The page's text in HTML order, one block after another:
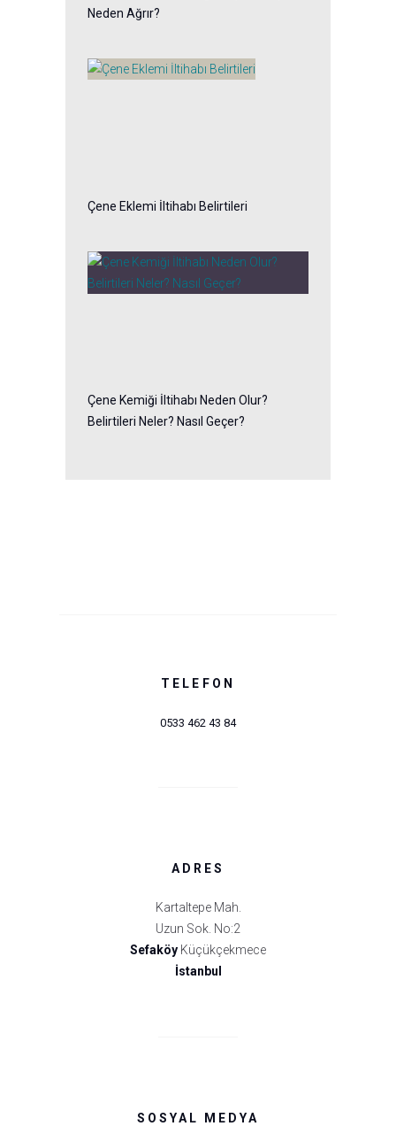
Neden Ağrır?
Çene Eklemi İltihabı Belirtileri
Çene Kemiği İltihabı Neden Olur?
Belirtileri Neler? Nasıl Geçer?
TELEFON
0533 462 43 84
ADRES
Kartaltepe Mah.
Uzun Sok. No:2
Sefaköy Küçükçekmece
İstanbul
SOSYAL MEDYA